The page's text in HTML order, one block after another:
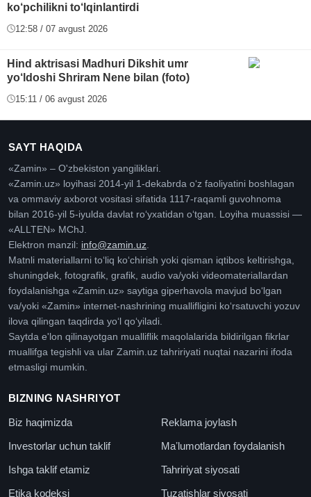
ko‘pchilikni to‘lqinlantirdi
12:58 / 07 avgust 2026
Hind aktrisasi Madhuri Dikshit umr
yo‘ldoshi Shriram Nene bilan (foto)
15:11 / 06 avgust 2026
SAYT HAQIDA
«Zamin» – O'zbekiston yangiliklari.
«Zamin.uz» loyihasi 2014-yil 1-dekabrda oʻz faoliyatini boshlagan
va ommaviy axborot vositasi sifatida 1117-raqamli guvohnoma
bilan 2016-yil 5-iyulda davlat roʻyxatidan oʻtgan. Loyiha muassisi —
«ALLTEN» MChJ.
Elektron manzil: info@zamin.uz
Matnli materiallarni toʻliq koʻchirish yoki qisman iqtibos keltirishga,
shuningdek, fotografik, grafik, audio va/yoki videomateriallardan
foydalanishga «Zamin.uz» saytiga giperhavola mavjud boʻlgan
va/yoki «Zamin» internet-nashrining muallifligini koʻrsatuvchi yozuv
ilova qilingan taqdirda yoʻl qoʻyiladi.
Saytda e'lon qilinayotgan mualliflik maqolalarida bildirilgan fikrlar
muallifga tegishli va ular Zamin.uz tahririyati nuqtai nazarini ifoda
etmasligi mumkin.
BIZNING NASHRIYOT
Biz haqimizda
Reklama joylash
Investorlar uchun taklif
Maʼlumotlardan foydalanish
Ishga taklif etamiz
Tahririyat siyosati
Etika kodeksi
Tuzatishlar siyosati